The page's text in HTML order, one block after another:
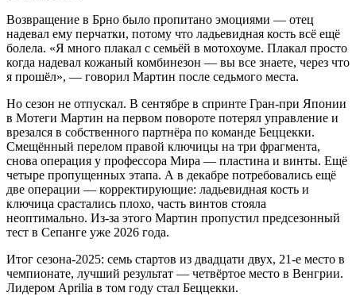
Возвращение в Брно было пропитано эмоциями — отец
надевал ему перчатки, потому что ладьевидная кость всё ещё
болела. «Я много плакал с семьёй в мотохоуме. Плакал просто
когда надевал кожаный комбинезон — вы все знаете, через что
я прошёл», — говорил Мартин после седьмого места.
Но сезон не отпускал. В сентябре в спринте Гран-при Японии
в Мотеги Мартин на первом повороте потерял управление и
врезался в собственного партнёра по команде Беццекки.
Смещённый перелом правой ключицы на три фрагмента,
снова операция у профессора Мира — пластина и винты. Ещё
четыре пропущенных этапа. А в декабре потребовались ещё
две операции — корректирующие: ладьевидная кость и
ключица срастались плохо, часть винтов стояла
неоптимально. Из-за этого Мартин пропустил предсезонный
тест в Сепанге уже 2026 года.
Итог сезона-2025: семь стартов из двадцати двух, 21-е место в
чемпионате, лучший результат — четвёртое место в Венгрии.
Лидером Aprilia в том году стал Беццекки.